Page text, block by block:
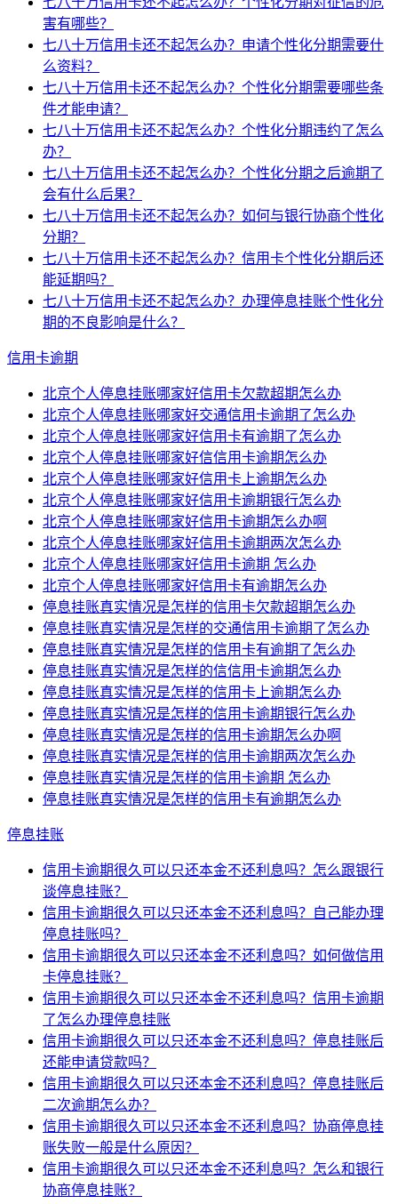
害有哪些？
七八十万信用卡还不起怎么办？申请个性化分期需要什
么资料？
七八十万信用卡还不起怎么办？个性化分期需要哪些条
件才能申请？
七八十万信用卡还不起怎么办？个性化分期违约了怎么
办？
七八十万信用卡还不起怎么办？个性化分期之后逾期了
会有什么后果？
七八十万信用卡还不起怎么办？如何与银行协商个性化
分期？
七八十万信用卡还不起怎么办？信用卡个性化分期后还
能延期吗？
七八十万信用卡还不起怎么办？办理停息挂账个性化分
期的不良影响是什么？
信用卡逾期
北京个人停息挂账哪家好信用卡欠款超期怎么办
北京个人停息挂账哪家好交通信用卡逾期了怎么办
北京个人停息挂账哪家好信用卡有逾期了怎么办
北京个人停息挂账哪家好信信用卡逾期怎么办
北京个人停息挂账哪家好信用卡上逾期怎么办
北京个人停息挂账哪家好信用卡逾期银行怎么办
北京个人停息挂账哪家好信用卡逾期怎么办啊
北京个人停息挂账哪家好信用卡逾期两次怎么办
北京个人停息挂账哪家好信用卡逾期 怎么办
北京个人停息挂账哪家好信用卡有逾期怎么办
停息挂账真实情况是怎样的信用卡欠款超期怎么办
停息挂账真实情况是怎样的交通信用卡逾期了怎么办
停息挂账真实情况是怎样的信用卡有逾期了怎么办
停息挂账真实情况是怎样的信信用卡逾期怎么办
停息挂账真实情况是怎样的信用卡上逾期怎么办
停息挂账真实情况是怎样的信用卡逾期银行怎么办
停息挂账真实情况是怎样的信用卡逾期怎么办啊
停息挂账真实情况是怎样的信用卡逾期两次怎么办
停息挂账真实情况是怎样的信用卡逾期 怎么办
停息挂账真实情况是怎样的信用卡有逾期怎么办
停息挂账
信用卡逾期很久可以只还本金不还利息吗？怎么跟银行
谈停息挂账？
信用卡逾期很久可以只还本金不还利息吗？自己能办理
停息挂账吗？
信用卡逾期很久可以只还本金不还利息吗？如何做信用
卡停息挂账？
信用卡逾期很久可以只还本金不还利息吗？信用卡逾期
了怎么办理停息挂账
信用卡逾期很久可以只还本金不还利息吗？停息挂账后
还能申请贷款吗？
信用卡逾期很久可以只还本金不还利息吗？停息挂账后
二次逾期怎么办？
信用卡逾期很久可以只还本金不还利息吗？协商停息挂
账失败一般是什么原因？
信用卡逾期很久可以只还本金不还利息吗？怎么和银行
协商停息挂账？